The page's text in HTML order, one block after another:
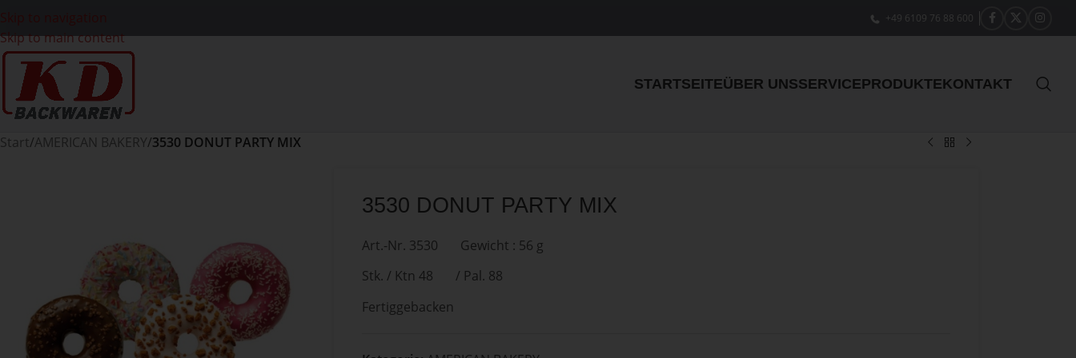
Skip to main content
+49 6109 76 88 600
STARTSEITEÜBER UNSSERVICEPRODUKTEKONTAKT
Start/AMERICAN BAKERY/3530 DONUT PARTY MIX
3530 DONUT PARTY MIX
Art.-Nr. 3530 Gewicht : 56 g
Stk. / Ktn 48 / Pal. 88
Fertiggebacken